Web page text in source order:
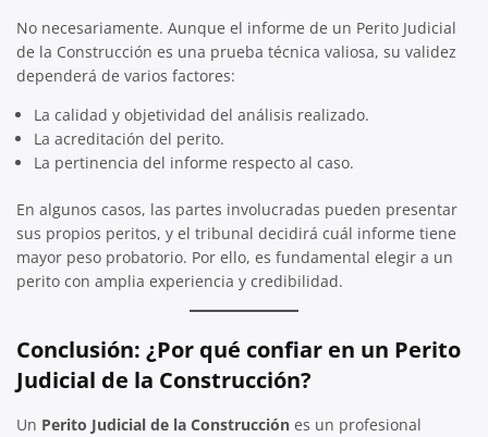
No necesariamente. Aunque el informe de un Perito Judicial
de la Construcción es una prueba técnica valiosa, su validez
dependerá de varios factores:
La calidad y objetividad del análisis realizado.
La acreditación del perito.
La pertinencia del informe respecto al caso.
En algunos casos, las partes involucradas pueden presentar
sus propios peritos, y el tribunal decidirá cuál informe tiene
mayor peso probatorio. Por ello, es fundamental elegir a un
perito con amplia experiencia y credibilidad.
Conclusión: ¿Por qué confiar en un Perito
Judicial de la Construcción?
Un Perito Judicial de la Construcción es un profesional